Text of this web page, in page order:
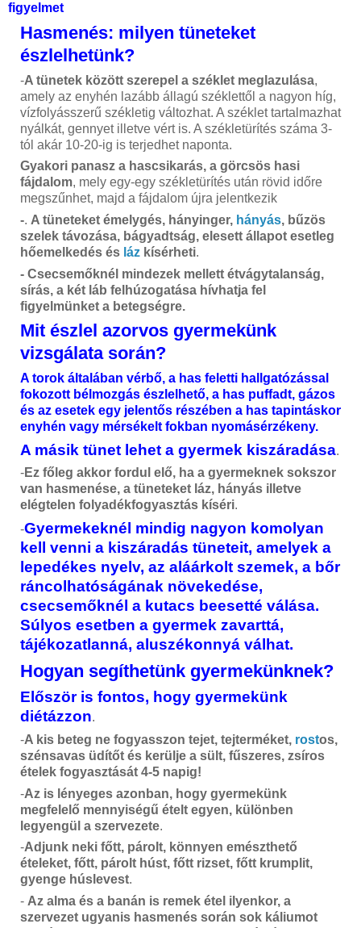
figyelmet
Hasmenés: milyen tüneteket
észlelhetünk?
-A tünetek között szerepel a széklet meglazulása,
amely az enyhén lazább állagú széklettől a nagyon híg,
vízfolyásszerű székletig változhat. A széklet tartalmazhat
nyálkát, gennyet illetve vért is. A székletürítés száma 3-
tól akár 10-20-ig is terjedhet naponta.
Gyakori panasz a hascsikarás, a görcsös hasi
fájdalom, mely egy-egy székletürítés után rövid időre
megszűnhet, majd a fájdalom újra jelentkezik
-. A tüneteket émelygés, hányinger, hányás, bűzös
szelek távozása, bágyadtság, elesett állapot esetleg
hőemelkedés és láz kísérheti.
- Csecsemőknél mindezek mellett étvágytalanság,
sírás, a két láb felhúzogatása hívhatja fel
figyelmünket a betegségre.
Mit észlel azorvos gyermekünk
vizsgálata során?
A torok általában vérbő, a has feletti hallgatózással
fokozott bélmozgás észlelhető, a has puffadt, gázos
és az esetek egy jelentős részében a has tapintáskor
enyhén vagy mérsékelt fokban nyomásérzékeny.
A másik tünet lehet a gyermek kiszáradása.
-Ez főleg akkor fordul elő, ha a gyermeknek sokszor
van hasmenése, a tüneteket láz, hányás illetve
elégtelen folyadékfogyasztás kíséri.
-Gyermekeknél mindig nagyon komolyan
kell venni a kiszáradás tüneteit, amelyek a
lepedékes nyelv, az aláárkolt szemek, a bőr
ráncolhatóságának növekedése,
csecsemőknél a kutacs beesetté válása.
Súlyos esetben a gyermek zavarttá,
tájékozatlanná, aluszékonnyá válhat.
Hogyan segíthetünk gyermekünknek?
Először is fontos, hogy gyermekünk
diétázzon.
-A kis beteg ne fogyasszon tejet, tejterméket, rostos,
szénsavas üdítőt és kerülje a sült, fűszeres, zsíros
ételek fogyasztását 4-5 napig!
-Az is lényeges azonban, hogy gyermekünk
megfelelő mennyiségű ételt egyen, különben
legyengül a szervezete.
-Adjunk neki főtt, párolt, könnyen emészthető
ételeket, főtt, párolt húst, főtt rizset, főtt krumplit,
gyenge húslevest.
- Az alma és a banán is remek étel ilyenkor, a
szervezet ugyanis hasmenés során sok káliumot